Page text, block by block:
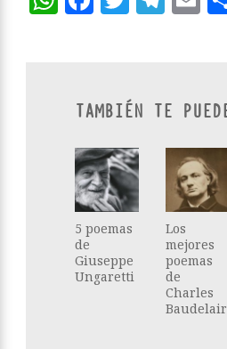
TAMBIÉN TE
5 poemas
de
Giuseppe
Ungaretti
Los
mejores
poemas
de
Charles